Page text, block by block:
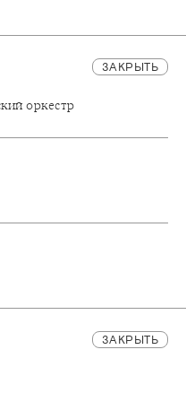
ЗАКРЫТЬ
оркестр
ЗАКРЫТЬ